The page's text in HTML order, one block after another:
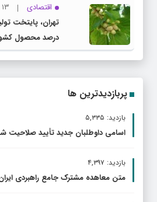
اقتصادی
۱۳ مرداد ۱۴۰۵
درصد محصول
پربازدیدترین ها
بازدید: ۵,۳۳۵
اسامی داوطلبان جدید تأیید
بازدید: ۴,۳۹۷
متن معاهده مشترک جامع راهبردی